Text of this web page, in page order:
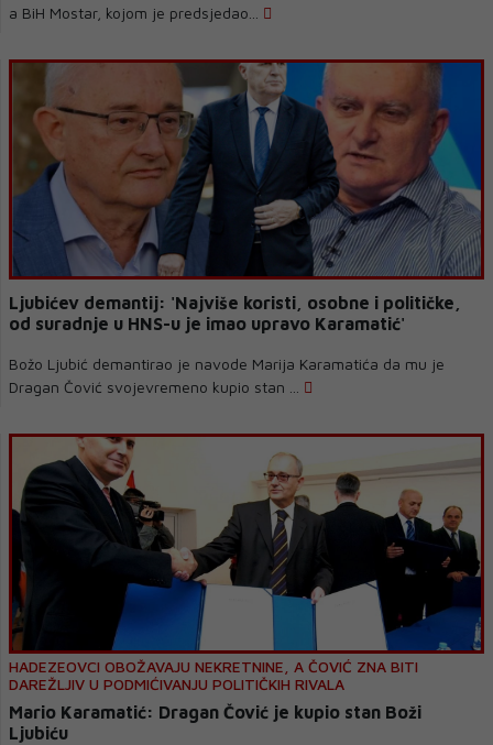
a BiH Mostar, kojom je predsjedao...
Ljubićev demantij: 'Najviše koristi, osobne i političke,
od suradnje u HNS-u je imao upravo Karamatić'
Božo Ljubić demantirao je navode Marija Karamatića da mu je
Dragan Čović svojevremeno kupio stan ...
HADEZEOVCI OBOŽAVAJU NEKRETNINE, A ČOVIĆ ZNA BITI
DAREŽLJIV U PODMIĆIVANJU POLITIČKIH RIVALA
Mario Karamatić: Dragan Čović je kupio stan Boži
Ljubiću